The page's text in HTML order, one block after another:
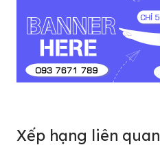
Xếp hạng liên quan